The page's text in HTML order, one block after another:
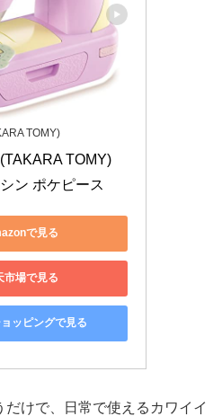
TOMY)
TOMY)
ン ポケピース
で見る
市場で見る
ッピングで見る
けで、日常で使えるカワイイ